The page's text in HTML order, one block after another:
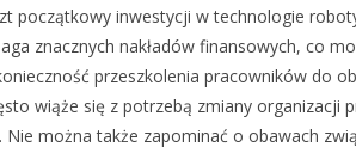
początkowy inwestycji w technologie
znacznych nakładów finansowych, co
przeszkolenia pracowników do
wiąże się z potrzebą zmiany organizacji
Nie można także zapominać o obawach